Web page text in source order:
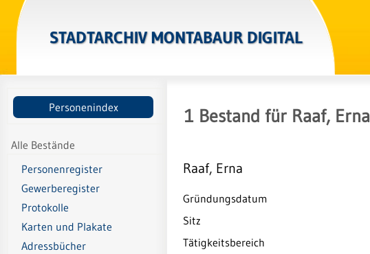
STADTARCHIV MONTABAUR DIGITAL
Personenindex
Alle Bestände
Personenregister
Gewerberegister
Protokolle
Karten und Plakate
Adressbücher
1 Bestand für Raaf, Erna
Raaf, Erna
Gründungsdatum
Sitz
Tätigkeitsbereich